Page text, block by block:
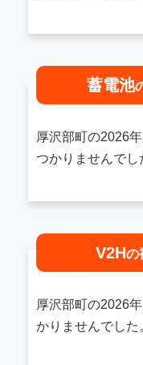
蓄電池
厚沢部町の2026
つかりませんでし
V2Hの
厚沢部町の2026
かりませんでした